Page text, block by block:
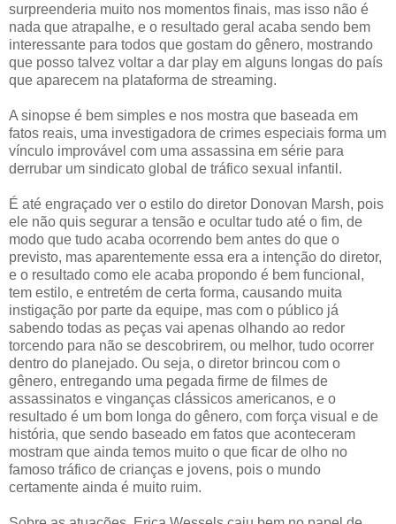
surpreenderia muito nos momentos finais, mas isso não é
nada que atrapalhe, e o resultado geral acaba sendo bem
interessante para todos que gostam do gênero, mostrando
que posso talvez voltar a dar play em alguns longas do país
que aparecem na plataforma de streaming.
A sinopse é bem simples e nos mostra que baseada em
fatos reais, uma investigadora de crimes especiais forma um
vínculo improvável com uma assassina em série para
derrubar um sindicato global de tráfico sexual infantil.
É até engraçado ver o estilo do diretor Donovan Marsh, pois
ele não quis segurar a tensão e ocultar tudo até o fim, de
modo que tudo acaba ocorrendo bem antes do que o
previsto, mas aparentemente essa era a intenção do diretor,
e o resultado como ele acaba propondo é bem funcional,
tem estilo, e entretém de certa forma, causando muita
instigação por parte da equipe, mas com o público já
sabendo todas as peças vai apenas olhando ao redor
torcendo para não se descobrirem, ou melhor, tudo ocorrer
dentro do planejado. Ou seja, o diretor brincou com o
gênero, entregando uma pegada firme de filmes de
assassinatos e vinganças clássicos americanos, e o
resultado é um bom longa do gênero, com força visual e de
história, que sendo baseado em fatos que aconteceram
mostram que ainda temos muito o que ficar de olho no
famoso tráfico de crianças e jovens, pois o mundo
certamente ainda é muito ruim.